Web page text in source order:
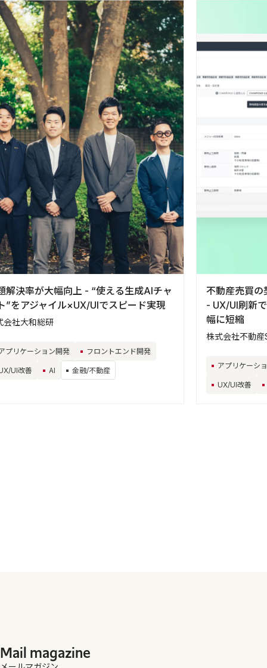
解決率が大幅向上 - “使える生成AIチャ
”をアジャイル×UX/UIでスピード実現
会社大和総研
プリケーション開発 フロントエンド開発
UI改善 AI 金融/不動産
不動産売買の
- UX/UI刷新
幅に短縮
株式会社不動
アプリケーシ
UX/UI改善
Mail magazine